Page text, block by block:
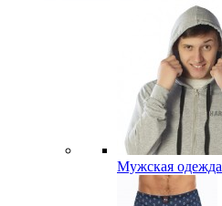
Мужская одежда